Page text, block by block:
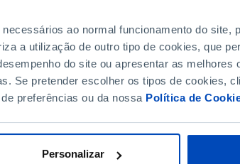
ao normal funcionamento do site,
a utilização de outro tipo de cookies, que
do site ou apresentar as melhores
Se pretender escolher os tipos de cookies,
preferências ou da nossa Política de
Personalizar
DE FIM